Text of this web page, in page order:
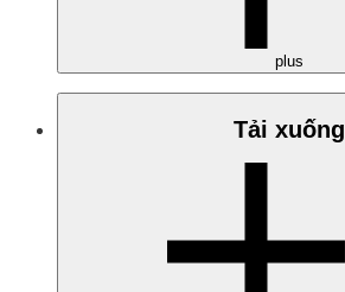
plus
Tải xuống